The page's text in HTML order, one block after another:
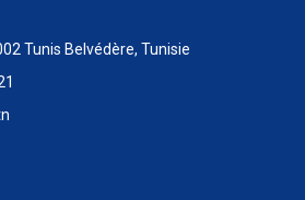
Tunis Belvédère, Tunisie